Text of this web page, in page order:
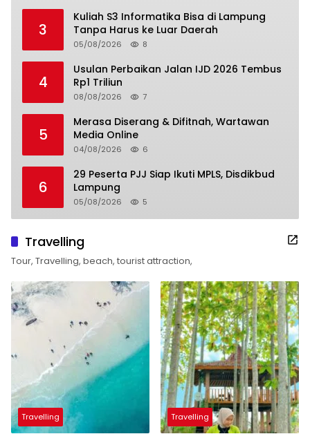
3
Kuliah S3 Informatika Bisa di Lampung
Tanpa Harus ke Luar Daerah
05/08/2026 8
4
Usulan Perbaikan Jalan IJD 2026 Tembus
Rp1 Triliun
08/08/2026 7
5
Merasa Diserang & Difitnah, Wartawan
Media Online
04/08/2026 6
6
29 Peserta PJJ Siap Ikuti MPLS, Disdikbud
Lampung
05/08/2026 5
Travelling
Tour, Travelling, beach, tourist attraction,
Travelling Travelling